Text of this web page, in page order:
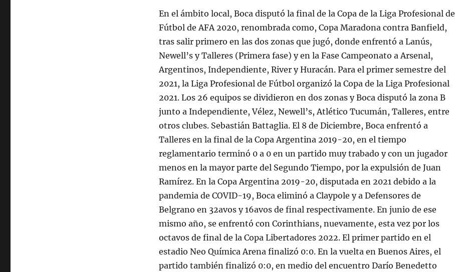
En el ámbito local, Boca disputó la final de la Copa de la Liga Profesional de
Fútbol de AFA 2020, renombrada como, Copa Maradona contra Banfield,
tras salir primero en las dos zonas que jugó, donde enfrentó a Lanús,
Newell’s y Talleres (Primera fase) y en la Fase Campeonato a Arsenal,
Argentinos, Independiente, River y Huracán. Para el primer semestre del
2021, la Liga Profesional de Fútbol organizó la Copa de la Liga Profesional
2021. Los 26 equipos se dividieron en dos zonas y Boca disputó la zona B
junto a Independiente, Vélez, Newell’s, Atlético Tucumán, Talleres, entre
otros clubes. Sebastián Battaglia. El 8 de Diciembre, Boca enfrentó a
Talleres en la final de la Copa Argentina 2019-20, en el tiempo
reglamentario terminó 0 a 0 en un partido muy trabado y con un jugador
menos en la mayor parte del Segundo Tiempo, por la expulsión de Juan
Ramírez. En la Copa Argentina 2019-20, disputada en 2021 debido a la
pandemia de COVID-19, Boca eliminó a Claypole y a Defensores de
Belgrano en 32avos y 16avos de final respectivamente. En junio de ese
mismo año, se enfrentó con Corinthians, nuevamente, esta vez por los
octavos de final de la Copa Libertadores 2022. El primer partido en el
estadio Neo Química Arena finalizó 0:0. En la vuelta en Buenos Aires, el
partido también finalizó 0:0, en medio del encuentro Darío Benedetto